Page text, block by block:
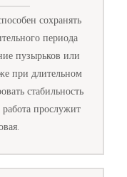
сохранять
периода
пузырьков или
при длительном
стабильность
прослужит